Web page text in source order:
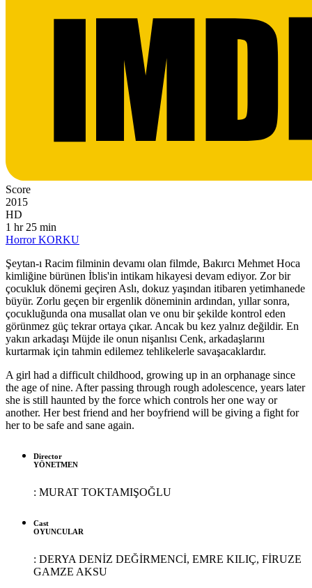
Score
2015
HD
1 hr 25 min
HorrorKORKU
Şeytan-ı Racim filminin devamı olan filmde, Bakırcı Mehmet Hoca
kimliğine bürünen İblis'in intikam hikayesi devam ediyor. Zor bir
çocukluk dönemi geçiren Aslı, dokuz yaşından itibaren yetimhanede
büyür. Zorlu geçen bir ergenlik döneminin ardından, yıllar sonra,
çocukluğunda ona musallat olan ve onu bir şekilde kontrol eden
görünmez güç tekrar ortaya çıkar. Ancak bu kez yalnız değildir. En
yakın arkadaşı Müjde ile onun nişanlısı Cenk, arkadaşlarını
kurtarmak için tahmin edilemez tehlikelerle savaşacaklardır.
A girl had a difficult childhood, growing up in an orphanage since
the age of nine. After passing through rough adolescence, years later
she is still haunted by the force which controls her one way or
another. Her best friend and her boyfriend will be giving a fight for
her to be safe and sane again.
Director
YÖNETMEN
: MURAT TOKTAMIŞOĞLU
Cast
OYUNCULAR
: DERYA DENİZ DEĞİRMENCİ, EMRE KILIÇ, FİRUZE
GAMZE AKSU